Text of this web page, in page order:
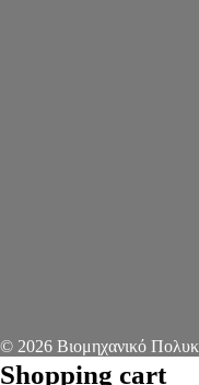
© 2026 Βιομηχανικό
Shopping cart